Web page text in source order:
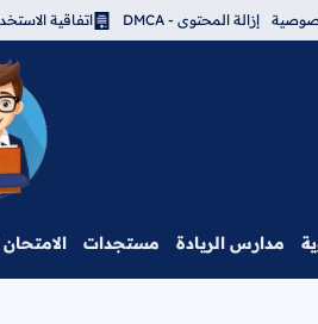
إزالة المحتوى - DMCA اتفاقية
مدارس الريادة مستجدات